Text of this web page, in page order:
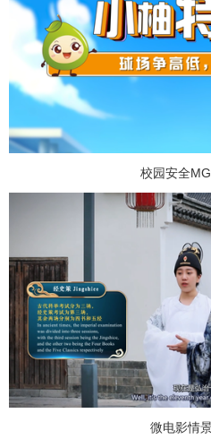
校园安全
微电影情